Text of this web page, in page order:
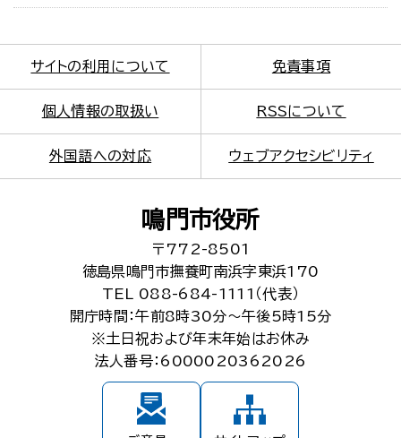
サイトの利用について 免責事項
個人情報の取扱い RSSについて
外国語への対応 ウェブアクセシビリティ
鳴門市役所
〒772-8501
徳島県鳴門市撫養町南浜字東浜170
TEL 088-684-1111（代表）
開庁時間：午前8時30分～午後5時15分
※土日祝および年末年始はお休み
法人番号：6000020362026